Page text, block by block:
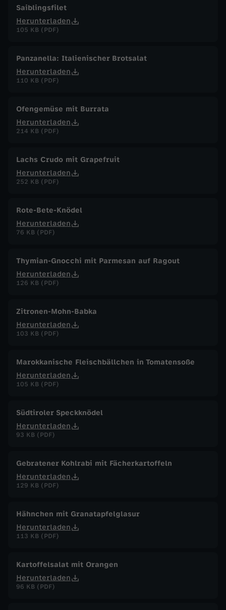
Saiblingsfilet
Herunterladen
105 KB (PDF)
Panzanella: Italienischer Brotsalat
Herunterladen
110 KB (PDF)
Ofengemüse mit Burrata
Herunterladen
214 KB (PDF)
Lachs Crudo mit Grapefruit
Herunterladen
252 KB (PDF)
Rote-Bete-Knödel
Herunterladen
76 KB (PDF)
Thymian-Gnocchi mit Parmesan auf Ragout
Herunterladen
126 KB (PDF)
Zitronen-Mohn-Babka
Herunterladen
103 KB (PDF)
Marokkanische Fleischbällchen in Tomatensoße
Herunterladen
105 KB (PDF)
Südtiroler Speckknödel
Herunterladen
93 KB (PDF)
Gebratener Kohlrabi mit Fächerkartoffeln
Herunterladen
129 KB (PDF)
Hähnchen mit Granatapfelglasur
Herunterladen
113 KB (PDF)
Kartoffelsalat mit Orangen
Herunterladen
96 KB (PDF)